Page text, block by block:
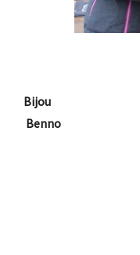
Benno